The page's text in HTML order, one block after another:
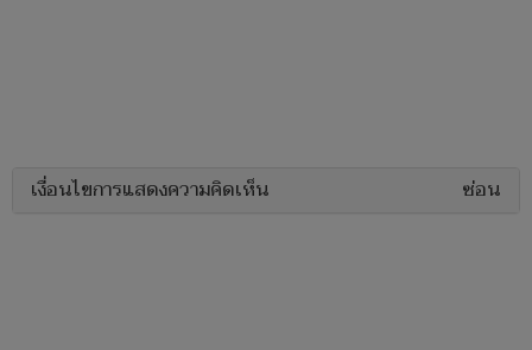
เงื่อนไขการแสดงความคิดเห็น ซ่อน